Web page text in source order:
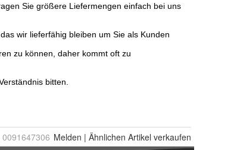
0091647306 Melden | Ähnlichen Artikel verkaufen